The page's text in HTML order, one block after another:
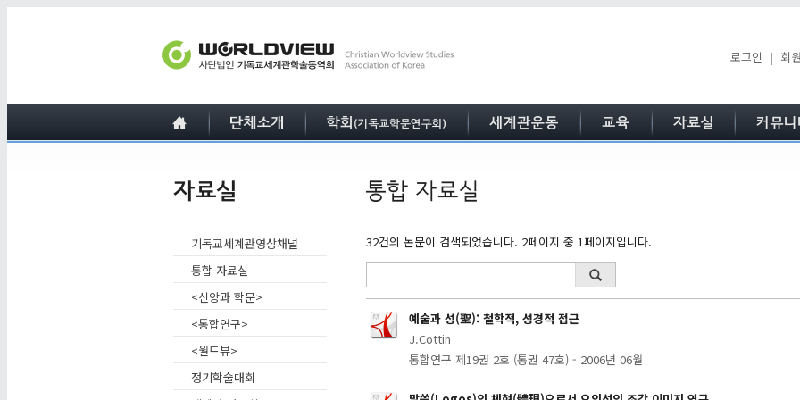
로그인 | 회
기독교세계관영상채널
통합 자료실
<신앙과 학문>
<통합연구>
<월드뷰>
정기학술대회
32건의 논문이 검색되었습니다. 2페이지 중 1페이지입니다.
예술과 성(聖): 철학적, 성경적 접근
J.Cottin
통합연구 제19권 2호 (통권 47호) - 2006년 06월